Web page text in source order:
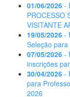
01/06/2026 -
PROCESSO
VISITANTE
19/05/2026 -
Seleção
07/05/2026 -
inscrições
30/04/2026 -
para
2026